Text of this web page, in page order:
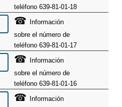
teléfono 639-81-01-18
☎
Información
sobre el número de
teléfono 639-81-01-17
☎
Información
sobre el número de
teléfono 639-81-01-16
☎
Información